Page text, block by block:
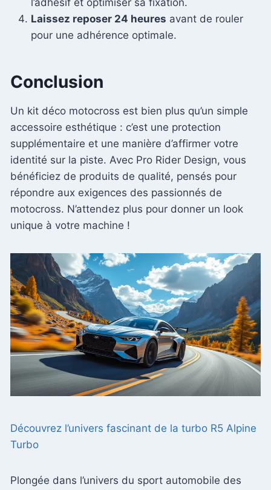
Laissez reposer 24 heures avant de rouler
pour une adhérence optimale.
Conclusion
Un kit déco motocross est bien plus qu’un simple
accessoire esthétique : c’est une protection
supplémentaire et une manière d’affirmer votre
identité sur la piste. Avec Pro Rider Design, vous
bénéficiez de produits de qualité, pensés pour
répondre aux exigences des passionnés de
motocross. N’attendez plus pour donner un look
unique à votre machine !
Découvrez l’univers fascinant de la turbo R5 Alpine
Turbo
Plongée dans l’univers du sport automobile des